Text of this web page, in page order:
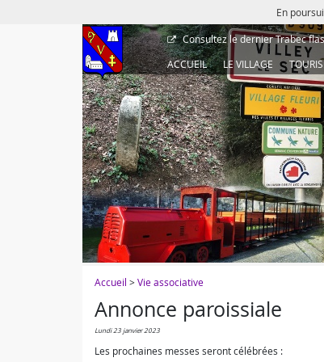
En
Consultez le dernierTrabec
ACCUEIL
LE VILLAGE
Accueil >Vie associative
Annonce paroissiale
lundi 23 janvier 2023
Les prochaines messes seront célébrées :